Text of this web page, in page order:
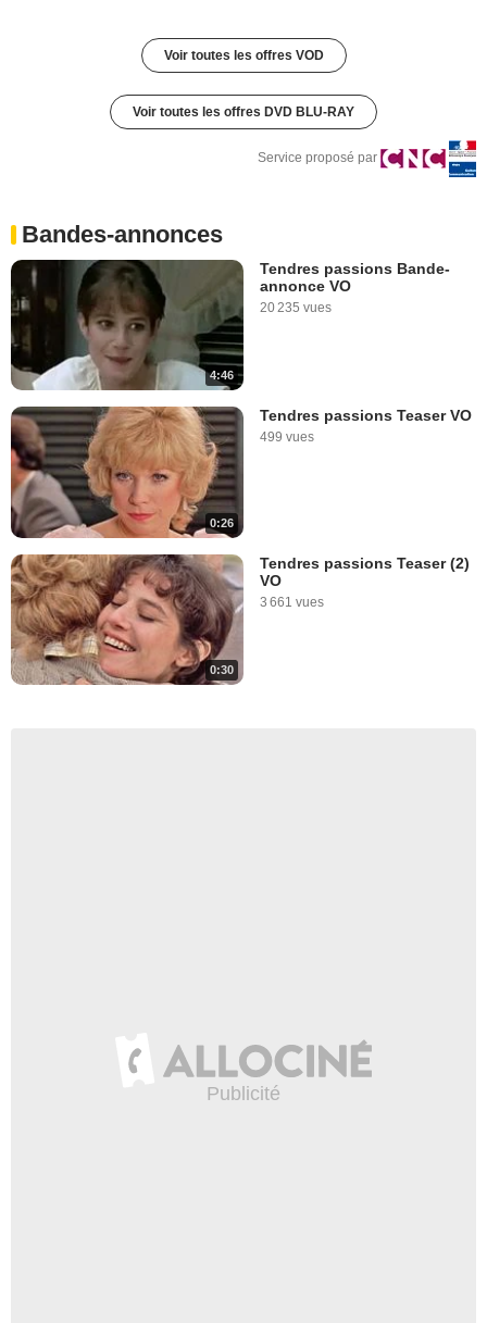
Voir toutes les offres VOD
Voir toutes les offres DVD BLU-RAY
Service proposé par
Bandes-annonces
4:46
Tendres passions Bande-
annonce VO
20 235 vues
0:26
Tendres passions Teaser VO
499 vues
0:30
Tendres passions Teaser (2)
VO
3 661 vues